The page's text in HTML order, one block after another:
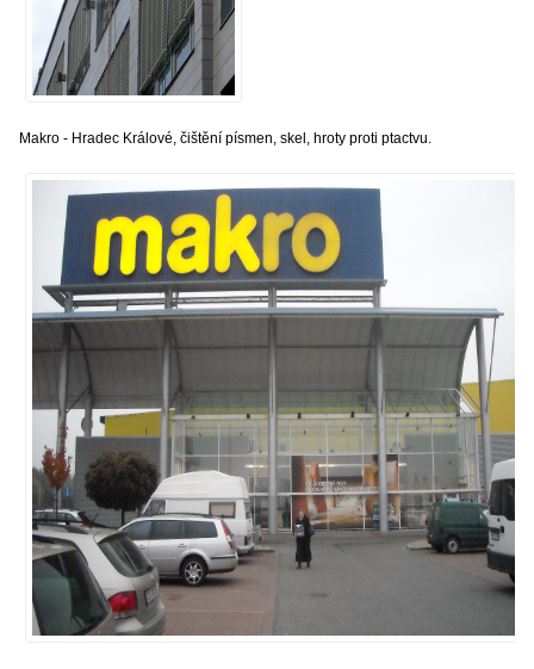
Makro - Hradec Králové, čištění písmen, skel, hroty proti ptactvu.